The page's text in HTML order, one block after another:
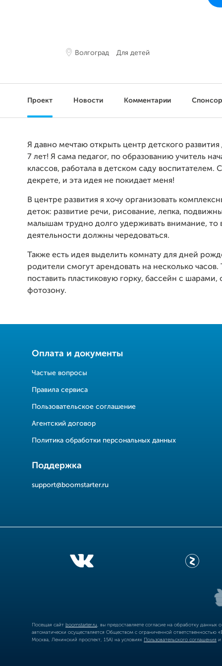
Волгоград Для детей
Проект Новости Комментарии
Я давно мечтаю открыть центр детского развития
7 лет! Я сама педагог, по образованию учитель
классов, работала в детском саду воспитателем.
декрете, и эта идея не покидает меня!
В центре развития я хочу организовать
деток: развитие речи, рисование, лепка,
малышам трудно долго удерживать внимание, то
деятельности должны чередоваться.
Также есть идея выделить комнату для дней
родители смогут арендовать на несколько
поставить пластиковую горку, бассейн с шарами,
фотозону.
Оплата и документы
Частые вопросы
Правила сервиса
Пользовательское соглашение
Агентский договор
Политика обработки персональных данных
Поддержка
support@boomstarter.ru
Посещая сайт boomstarter.ru , вы предоставляете согласие на обработку
автоматически осуществляется Обществом с ограниченной
Москва, Ленинский проспект, 15А) на условиях Пользовательского соглашения и